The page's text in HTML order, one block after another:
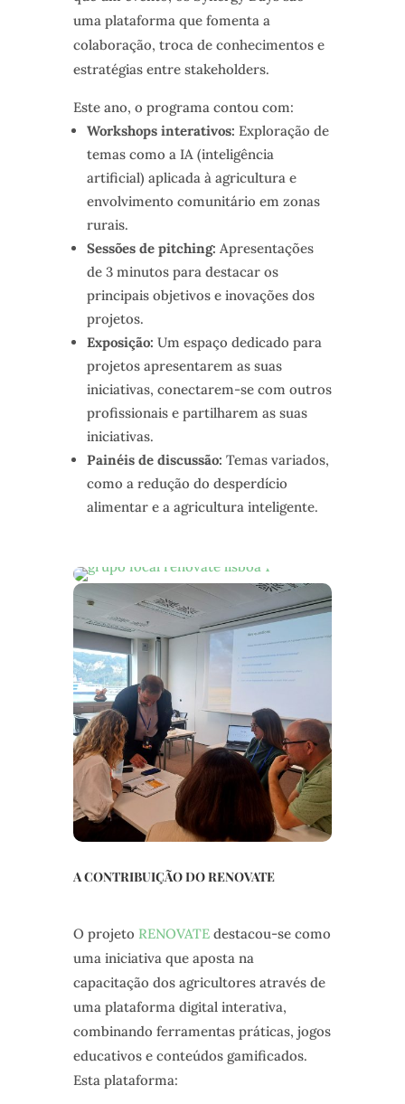
uma plataforma que fomenta a
colaboração, troca de conhecimentos e
estratégias entre stakeholders.
Este ano, o programa contou com:
Workshops interativos: Exploração de
temas como a IA (inteligência
artificial) aplicada à agricultura e
envolvimento comunitário em zonas
rurais.
Sessões de pitching: Apresentações
de 3 minutos para destacar os
principais objetivos e inovações dos
projetos.
Exposição: Um espaço dedicado para
projetos apresentarem as suas
iniciativas, conectarem-se com outros
profissionais e partilharem as suas
iniciativas.
Painéis de discussão: Temas variados,
como a redução do desperdício
alimentar e a agricultura inteligente.
A CONTRIBUIÇÃO DO RENOVATE
O projeto RENOVATEdestacou-se como
uma iniciativa que aposta na
capacitação dos agricultores através de
uma plataforma digital interativa,
combinando ferramentas práticas, jogos
educativos e conteúdos gamificados.
Esta plataforma: